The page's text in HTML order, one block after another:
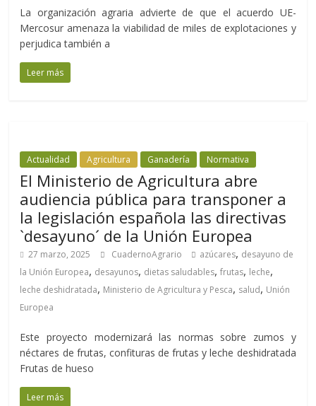
La organización agraria advierte de que el acuerdo UE-
Mercosur amenaza la viabilidad de miles de explotaciones y
perjudica también a
Leer más
Actualidad Agricultura Ganadería Normativa
El Ministerio de Agricultura abre
audiencia pública para transponer a
la legislación española las directivas
`desayuno´ de la Unión Europea
27 marzo, 2025 CuadernoAgrario azúcares, desayuno de
la Unión Europea, desayunos, dietas saludables,frutas, leche,
leche deshidratada, Ministerio de Agricultura y Pesca, salud, Unión
Europea
Este proyecto modernizará las normas sobre zumos y
néctares de frutas, confituras de frutas y leche deshidratada
Frutas de hueso
Leer más